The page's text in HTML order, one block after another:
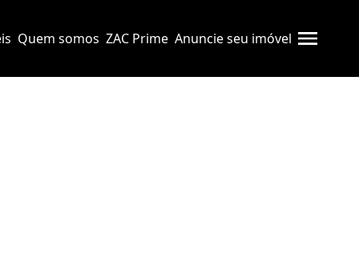
Quem somos ZAC Prime Anuncie seu imóvel